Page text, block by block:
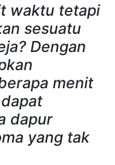
waktu tetapi
sesuatu
Dengan
menit
dapur
yang tak